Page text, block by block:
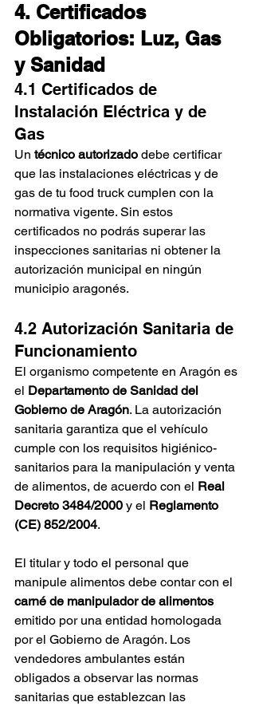
4. Certificados
Obligatorios: Luz, Gas
y Sanidad
4.1 Certificados de
Instalación Eléctrica y de
Gas
Un técnico autorizado debe certificar
que las instalaciones eléctricas y de
gas de tu food truck cumplen con la
normativa vigente. Sin estos
certificados no podrás superar las
inspecciones sanitarias ni obtener la
autorización municipal en ningún
municipio aragonés.
4.2 Autorización Sanitaria de
Funcionamiento
El organismo competente en Aragón es
el Departamento de Sanidad del
Gobierno de Aragón. La autorización
sanitaria garantiza que el vehículo
cumple con los requisitos higiénico-
sanitarios para la manipulación y venta
de alimentos, de acuerdo con el Real
Decreto 3484/2000 y el Reglamento
(CE) 852/2004.
El titular y todo el personal que
manipule alimentos debe contar con el
carné de manipulador de alimentos
emitido por una entidad homologada
por el Gobierno de Aragón. Los
vendedores ambulantes están
obligados a observar las normas
sanitarias que establezcan las